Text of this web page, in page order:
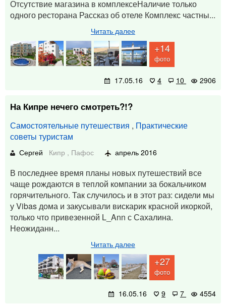
Отсутствие магазина в комплексеНаличие только
одного ресторана Рассказ об отеле Комплекс частны...
Читать далее
+14
фото
17.05.16 4 10 2906
На Кипре нечего смотреть?!?
Самостоятельные путешествия , Практические
советы туристам
Сергей Кипр , Пафос апрель 2016
В последнее время планы новых путешествий все
чаще рождаются в теплой компании за бокальчиком
горячительного. Так случилось и в этот раз: сидели мы
у Vibas дома и закусывали вискарик красной икоркой,
только что привезенной L_Ann с Сахалина.
Неожиданн...
Читать далее
+27
фото
16.05.16 9 7 4554